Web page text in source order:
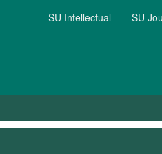
SU Intellectual SU